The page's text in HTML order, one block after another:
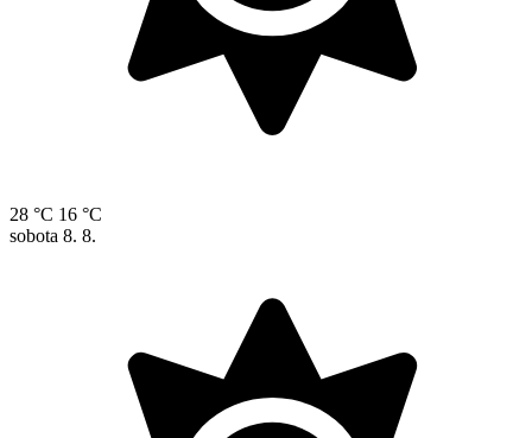
28 °C 16 °C
sobota 8. 8.